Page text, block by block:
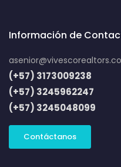
Información de
(+57) 3173009238
(+57) 3245962247
(+57) 3245048099
Contáctanos